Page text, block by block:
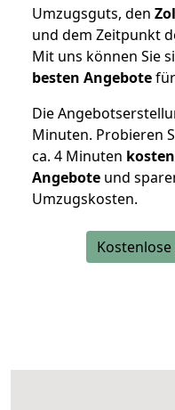
Umzugsguts, den
und dem Zeitpunkt
Mit uns können Sie
besten Angebote
Die
Minuten. Probieren
ca. 4 Minuten
Angebote und
Umzugskosten.